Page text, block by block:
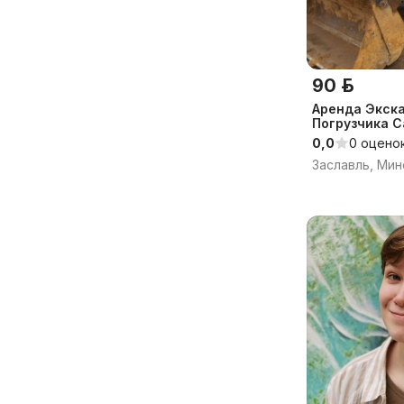
90 р.
Аренда
Погрузчика
Демонтаж
0,0
0
Заславль,